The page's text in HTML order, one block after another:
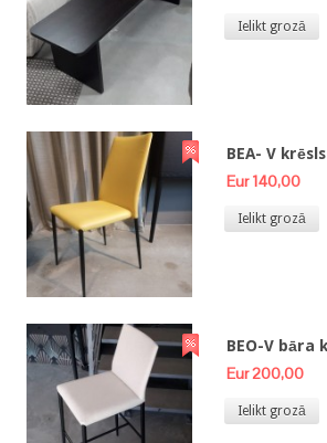
Ielikt grozā
BEA- V krēsls
Eur 140,00
Ielikt grozā
BEO-V bāra
Eur 200,00
Ielikt grozā